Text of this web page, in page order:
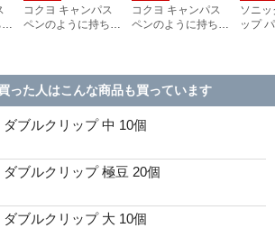
コクヨ キャンパス
ペンのように持ち運
コクヨ キャンパス
ペンのように持ち運
ソニ
ップ
った人はこんな商品も買っています
ダブルクリップ 中 10個
ダブルクリップ 極豆 20個
ダブルクリップ 大 10個